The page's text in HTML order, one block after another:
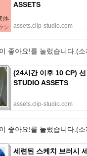
ASSETS
assets.clip-studio.com
좋아요!를 눌렀습니다.(소
(24시간 이후 10 CP)
STUDIO ASSETS
assets.clip-studio.com
좋아요!를 눌렀습니다.(소
세련된 스케치 브러시